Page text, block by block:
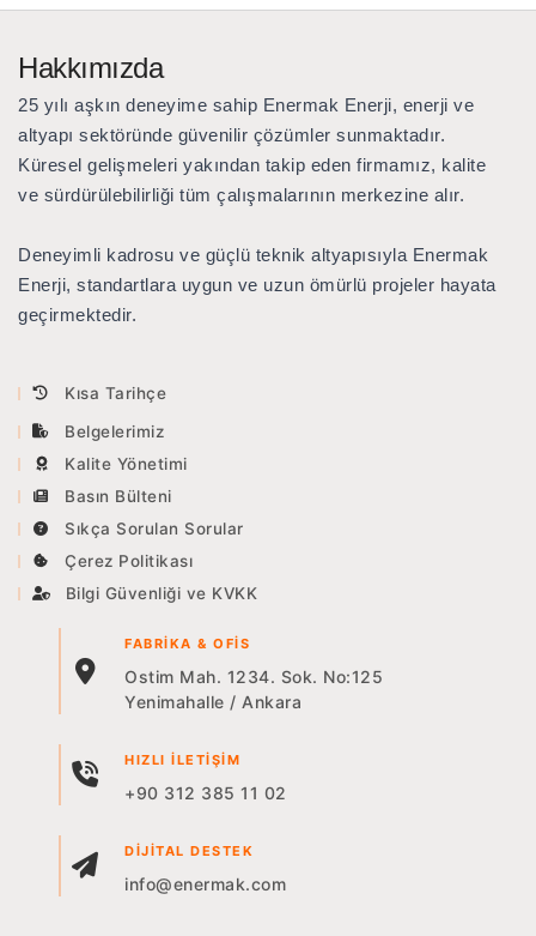
Hakkımızda
25 yılı aşkın deneyime sahip Enermak Enerji, enerji ve
altyapı sektöründe güvenilir çözümler sunmaktadır.
Küresel gelişmeleri yakından takip eden firmamız, kalite
ve sürdürülebilirliği tüm çalışmalarının merkezine alır.
Deneyimli kadrosu ve güçlü teknik altyapısıyla Enermak
Enerji, standartlara uygun ve uzun ömürlü projeler hayata
geçirmektedir.
Kısa Tarihçe
Belgelerimiz
Kalite Yönetimi
Basın Bülteni
Sıkça Sorulan Sorular
Çerez Politikası
Bilgi Güvenliği ve KVKK
FABRIKA & OFIS
Ostim Mah. 1234. Sok. No:125
Yenimahalle / Ankara
HIZLI İLETIŞIM
+90 312 385 11 02
DIJITAL DESTEK
info@enermak.com